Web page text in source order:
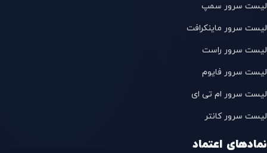
لیست سرور سمپ
لیست سرور ماینکرافت
لیست سرور راست
لیست سرور فایوم
لیست سرور ام تی ای
لیست سرور کانتر
نمادهای اعتماد